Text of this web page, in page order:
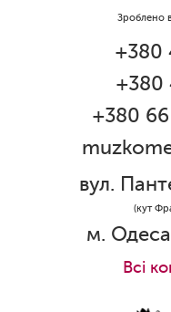
Зроблено
+380
+380
+380
вул.
(кут
м.
Всi